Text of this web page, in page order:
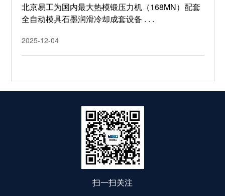
北京易工为国内最大热模锻压力机（168MN）配套
全自动模具石墨润滑冷却成套设备 . . .
2025-12-04
扫一扫关注